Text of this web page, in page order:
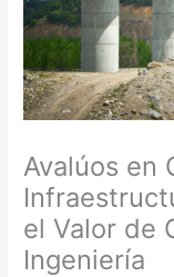
Avalúos en
el Valor de
Ingeniería